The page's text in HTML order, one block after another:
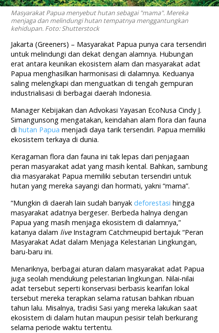
Masyarakat Papua menyebut hutan sebagai "mama". Mereka
menjaga dan melindungi hutan tempatnya menggantungkan
kehidupan. Foto: Shutterstock
Jakarta (Greeners) – Masyarakat Papua punya cara tersendiri
untuk melindungi dan dekat dengan alamnya. Hubungan
erat antara keunikan ekosistem alam dan masyarakat adat
Papua menghasilkan harmonisasi di dalamnya. Keduanya
saling melengkapi dan menguatkan di tengah gempuran
industrialisasi di berbagai daerah Indonesia.
Manager Kebijakan dan Advokasi Yayasan EcoNusa Cindy J.
Simangunsong mengatakan, keindahan alam flora dan fauna
dihutan Papua menjadi daya tarik tersendiri. Papua memiliki
ekosistem terkaya di dunia.
Keragaman flora dan fauna ini tak lepas dari penjagaan
peran masyarakat adat yang masih kental. Bahkan, sambung
dia masyarakat Papua memiliki sebutan tersendiri untuk
hutan yang mereka sayangi dan hormati, yakni “mama”.
“Mungkin di daerah lain sudah banyakdeforestasi hingga
masyarakat adatnya bergeser. Berbeda halnya dengan
Papua yang masih menjaga ekosistem di dalamnya,”
katanya dalam liveInstagram Catchmeupid bertajuk “Peran
Masyarakat Adat dalam Menjaga Kelestarian Lingkungan,
baru-baru ini.
Menariknya, berbagai aturan dalam masyarakat adat Papua
juga seolah mendukung pelestarian lingkungan. Nilai-nilai
adat tersebut seperti konservasi berbasis kearifan lokal
tersebut mereka terapkan selama ratusan bahkan ribuan
tahun lalu. Misalnya, tradisi Sasi yang mereka lakukan saat
ekosistem di dalam hutan maupun pesisir telah berkurang
selama periode waktu tertentu.